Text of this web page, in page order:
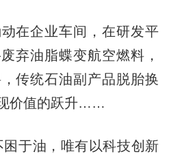
企业车间，在研发平
弃油脂蝶变航空燃料，
传统石油副产品脱胎换
价值的跃升……
于油，唯有以科技创新